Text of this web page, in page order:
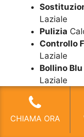
Laziale
Pulizia
Controllo
Laziale
Bollino Blu
Laziale
CHIAMA ORA